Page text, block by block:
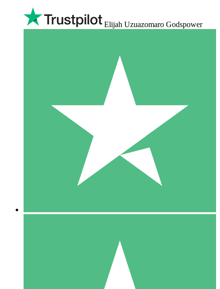
Elijah Uzuazomaro Godspower